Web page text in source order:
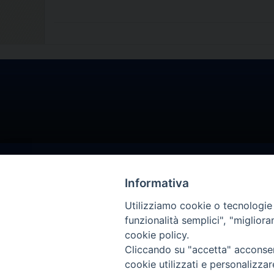
Informativa
Utilizziamo cookie o
funzionalità semplici",
cookie policy.
Cliccando su "accetta"
cookie utilizzati e